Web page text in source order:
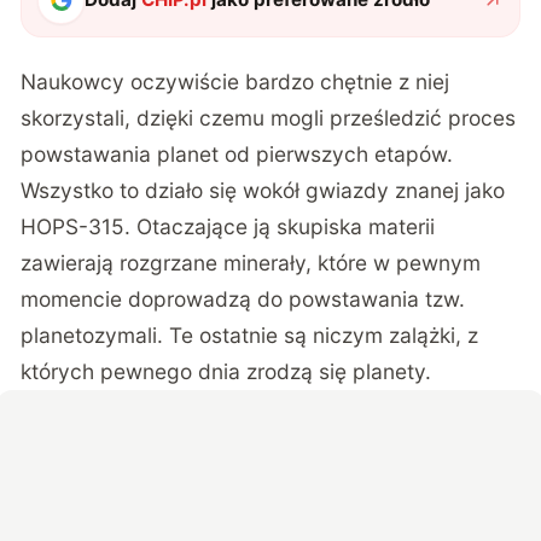
Naukowcy oczywiście bardzo chętnie z niej
skorzystali, dzięki czemu mogli prześledzić proces
powstawania planet od pierwszych etapów.
Wszystko to działo się wokół gwiazdy znanej jako
HOPS-315. Otaczające ją skupiska materii
zawierają rozgrzane minerały, które w pewnym
momencie doprowadzą do powstawania tzw.
planetozymali. Te ostatnie są niczym zalążki, z
których pewnego dnia zrodzą się planety.